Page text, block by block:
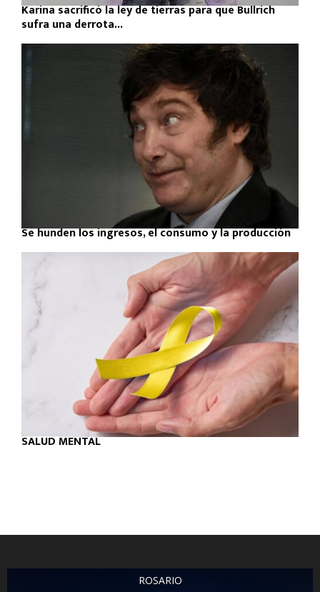
Karina sacrificó la ley de tierras para que Bullrich
sufra una derrota...
Se hunden los ingresos, el consumo y la producción
SALUD MENTAL
ROSARIO